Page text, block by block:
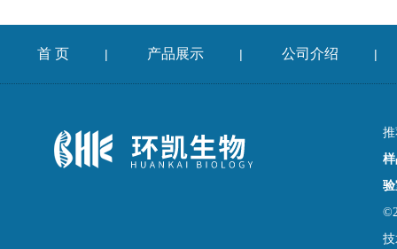
首 页 | 产品展示 | 公司介绍 |